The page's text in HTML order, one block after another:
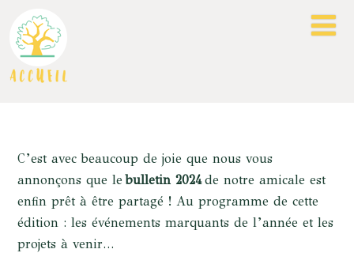
C’est avec beaucoup de joie que nous vous
annonçons que lebulletin 2024de notre amicale est
enfin prêt à être partagé ! Au programme de cette
édition : les événements marquants de l’année et les
projets à venir…